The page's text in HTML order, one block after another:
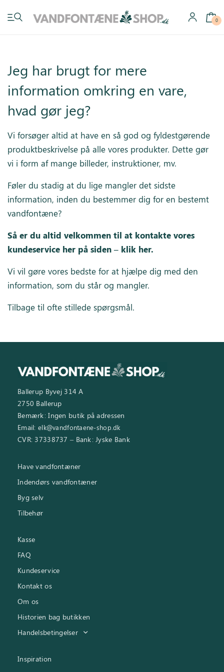
0
Jeg har brugt for mere
information omkring en vare,
hvad gør jeg?
Vi forsøger altid at have en så god og fyldestgørende
produktbeskrivelse på alle vores produkter. Dette gør
vi i form af mange billeder, instruktioner, mv.
Føler du stadig at du lige mangler det sidste
information, inden du bestemmer dig for en bestemt
vandfontæne?
Så er du altid velkommen til at kontakte vores
kundeservice her på siden – klik her.
Vi vil gøre vores bedste for at hjælpe dig med den
information, som du står og mangler.
Tilbage til ofte stillede spørgsmål.
Ballerup Byvej 314 A
2750 Ballerup
Bemærk: Ingen butik på adressen
Email: elk@vandfontaene-shop.dk
CVR: 37338737 – Bank: Jyske Bank
Have vandfontæner
Indendørs vandfontæner
Byg selv
Tilbehør
Kasse
FAQ
Kundeservice
Kontakt os
Om os
Historien bag butikken
Handelsbetingelser
Inspiration
Have vandfontæner
Indendørs vandfontæner
Byg selv
Tilbehør
Inspiration
Inspiration
Galleri
Kundeservice